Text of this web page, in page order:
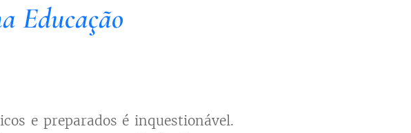
Educação
e preparados é inquestionável.